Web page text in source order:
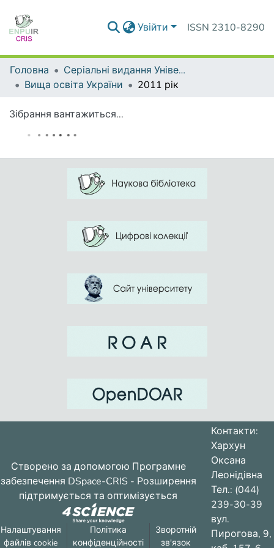
Увійти ISSN 2310-8290
Головна
Серіальні видання Університету
Вища освіта України
2011 рік
Зібрання вантажиться...
Створено за допомогою Програмне
забезпечення DSpace-CRIS - Розширення
підтримується та оптимізується
Налаштування
файлів cookie
Політика
конфіденційності
Зворотній
зв'язок
Контакти:
Хархун
Оксана
Леонідівна
Тел.: (044)
239-30-39
вул.
Пирогова, 9,